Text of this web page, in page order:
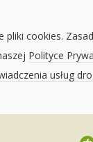
cookies.
Polityce
usług